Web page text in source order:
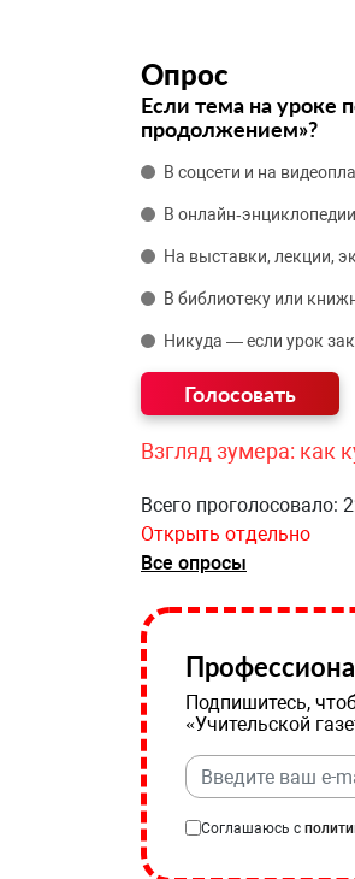
Опрос
Если тема на уроке
продолжением»?
В соцсети и на
В
На выставки, лекции,
В библиотеку или
Никуда — если урок
Взгляд зумера: как
Всего проголосовало:
Открыть отдельно
Все опросы
Подпишитесь,
«Учительской
Соглашаюсь с